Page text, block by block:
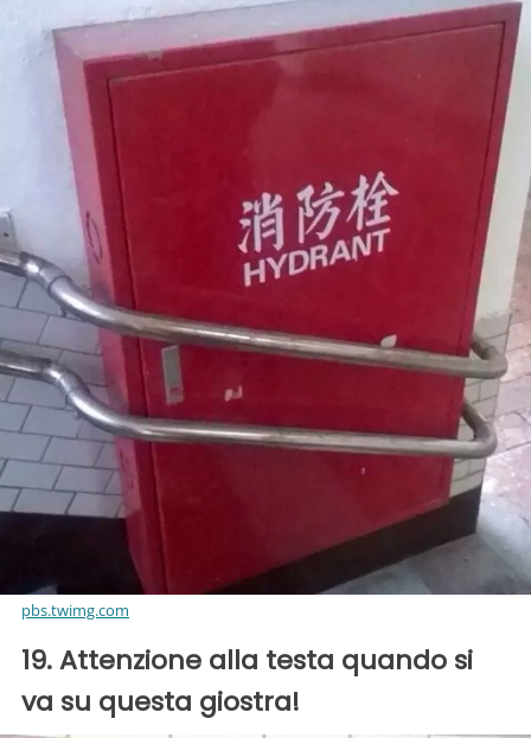
pbs.twimg.com
19. Attenzione alla testa quando si
va su questa giostra!